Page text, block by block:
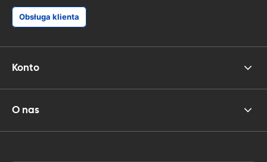
Obsługa klienta
Konto
O nas